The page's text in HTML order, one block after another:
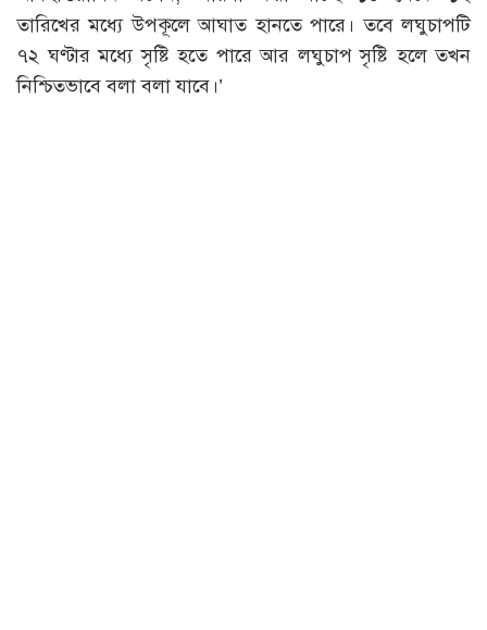
তারিখের মধ্যে উপকূলে আঘাত হানতে পারে। তবে লঘুচাপটি
৭২ ঘণ্টার মধ্যে সৃষ্টি হতে পারে আর লঘুচাপ সৃষ্টি হলে তখন
নিশ্চিতভাবে বলা বলা যাবে।’